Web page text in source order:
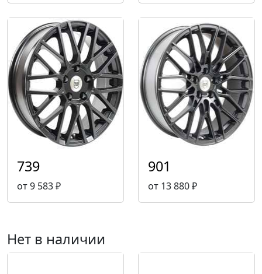
739
от 9 583 ₽
901
от 13 880 ₽
Нет в наличии